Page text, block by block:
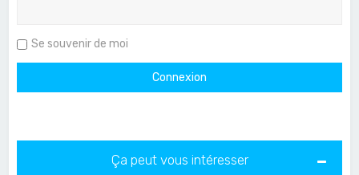
Se souvenir de moi
Ça peut vous intéresser